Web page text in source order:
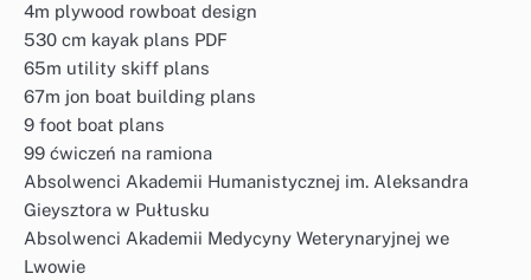
4m plywood rowboat design
530 cm kayak plans PDF
65m utility skiff plans
67m jon boat building plans
9 foot boat plans
99 ćwiczeń na ramiona
Absolwenci Akademii Humanistycznej im. Aleksandra
Gieysztora w Pułtusku
Absolwenci Akademii Medycyny Weterynaryjnej we
Lwowie